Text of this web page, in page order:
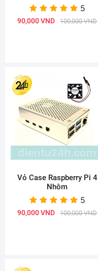
5
90,000 VND 100,000 VND
Vỏ Case Raspberry Pi 4
Nhôm
5
90,000 VND 100,000 VND